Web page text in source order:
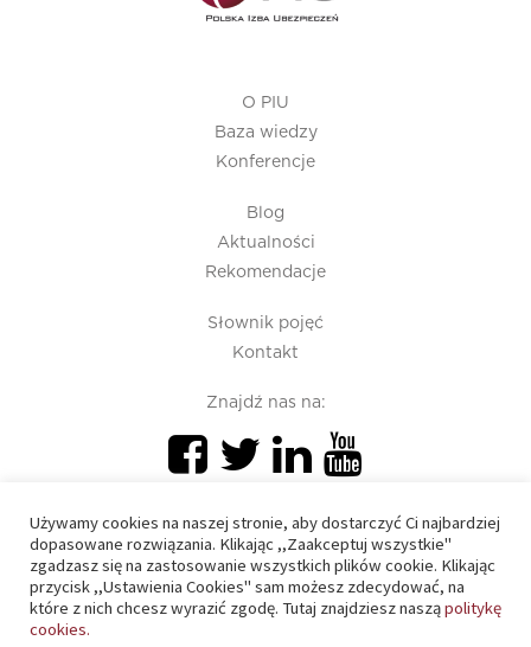
O PIU
Baza wiedzy
Konferencje
Blog
Aktualności
Rekomendacje
Słownik pojęć
Kontakt
Znajdź nas na:
PIU 2020 © All right reserved
Używamy cookies na naszej stronie, aby dostarczyć Ci najbardziej
dopasowane rozwiązania. Klikając ,,Zaakceptuj wszystkie"
zgadzasz się na zastosowanie wszystkich plików cookie. Klikając
przycisk ,,Ustawienia Cookies" sam możesz zdecydować, na
które z nich chcesz wyrazić zgodę. Tutaj znajdziesz nasząpolitykę
cookies.